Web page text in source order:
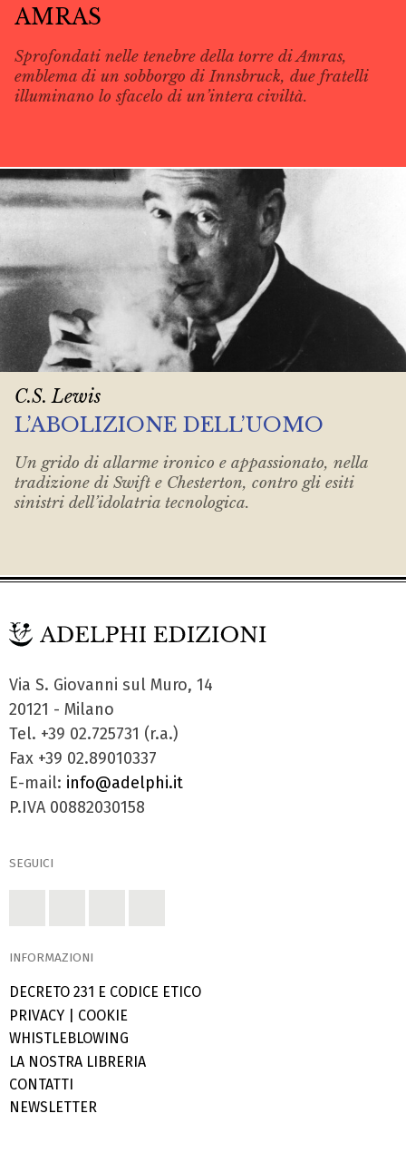
AMRAS
Sprofondati nelle tenebre della torre di Amras,
emblema di un sobborgo di Innsbruck, due fratelli
illuminano lo sfacelo di un’intera civiltà.
C.S. Lewis
L’ABOLIZIONE DELL’UOMO
Un grido di allarme ironico e appassionato, nella
tradizione di Swift e Chesterton, contro gli esiti
sinistri dell’idolatria tecnologica.
Via S. Giovanni sul Muro, 14
20121 - Milano
Tel. +39 02.725731 (r.a.)
Fax +39 02.89010337
E-mail: info@adelphi.it
P.IVA 00882030158
SEGUICI
INFORMAZIONI
DECRETO 231 E CODICE ETICO
PRIVACY
COOKIE
WHISTLEBLOWING
LA NOSTRA LIBRERIA
CONTATTI
NEWSLETTER